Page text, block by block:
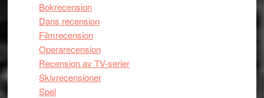
Bokrecension
Dans recension
Filmrecension
Operarecension
Recension av TV-serier
Skivrecensioner
Spel